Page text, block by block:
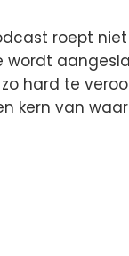
roept
wordt
hard te
kern van